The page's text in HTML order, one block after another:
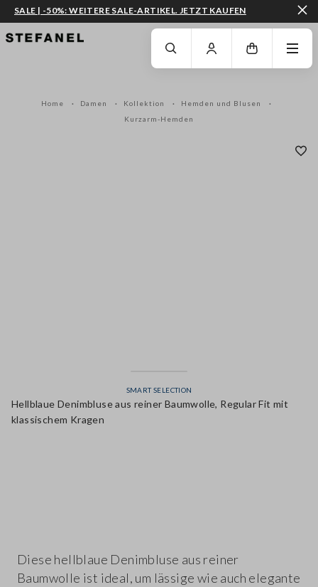
ZUM HAUPTINHALT SPRINGEN GEHEN SIE ZUM ENDE DER SEITE
SALE | -50%: WEITERE SALE-ARTIKEL. JETZT KAUFEN
Home Damen Kollektion
Hemden und Blusen
Kurzarm-Hemden
SMART SELECTION
Hellblaue Denimbluse aus reiner Baumwolle, Regular Fit mit
klassischem Kragen
Diese hellblaue Denimbluse aus reiner
Baumwolle ist ideal, um lässige wie auch elegante